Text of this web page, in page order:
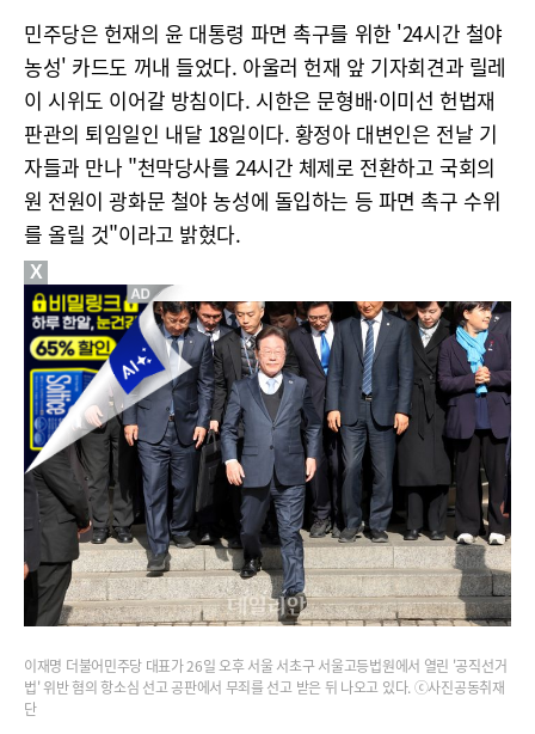
민주당은 헌재의 윤 대통령 파면 촉구를 위한 '24시간 철야
농성' 카드도 꺼내 들었다. 아울러 헌재 앞 기자회견과 릴레
이 시위도 이어갈 방침이다. 시한은 문형배·이미선 헌법재
판관의 퇴임일인 내달 18일이다. 황정아 대변인은 전날 기
자들과 만나 "천막당사를 24시간 체제로 전환하고 국회의
원 전원이 광화문 철야 농성에 돌입하는 등 파면 촉구 수위
를 올릴 것"이라고 밝혔다.
이재명 더불어민주당 대표가 26일 오후 서울 서초구 서울고등법원에서 열린 '공직선거
법' 위반 혐의 항소심 선고 공판에서 무죄를 선고 받은 뒤 나오고 있다. ⓒ사진공동취재
단
X